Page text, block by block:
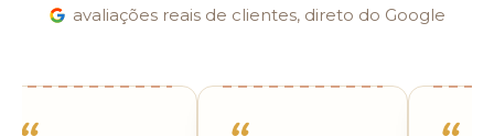
avaliações reais de clientes, direto do Google